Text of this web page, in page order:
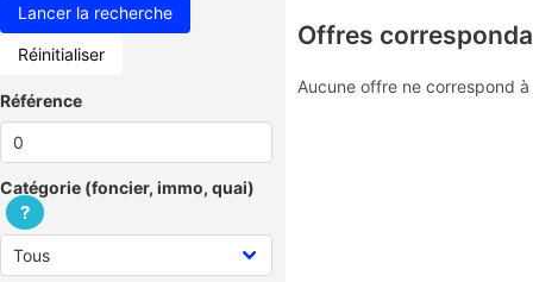
Réinitialiser
Référence
Catégorie (foncier, immo, quai)
?
Offres
Aucune offre ne correspond